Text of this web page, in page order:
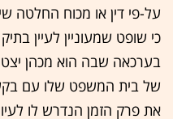
על-פי דין או מכוח החלטה
כי שופט שמעוניין לעיין
בערכאה שבה הוא מכהן
של בית המשפט שלו עם בקשה
את פרק הזמן הנדרש לו